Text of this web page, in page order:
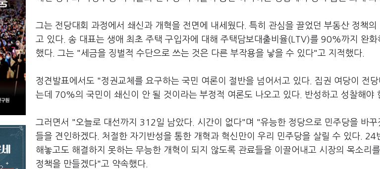
그는 전당대회 과정에서 쇄신과 개혁을 전면에 내세웠다. 특히 관심을 끌었던 부동산 정책
고 있다. 송 대표는 생애 최초 주택 구입자에 대해 주택담보대출비율(LTV)를 90%까지 완화
했다. 그는 "세금을 징벌적 수단으로 쓰는 것은 다른 부작용을 낳을 수 있다"고 지적했다.
정견발표에서도 "정권교체를 요구하는 국민 여론이 절반을 넘어서고 있다. 집권 여당이 전
는데 70%의 국민이 쇄신이 안 될 것이라는 부정적 여론도 나오고 있다. 반성하고 성찰해야
그러면서 "오늘로 대선까지 312일 남았다. 시간이 없다"며 "유능한 정당으로 민주당을 바꾸
들을 견인하겠다. 처절한 자기반성을 통한 개혁과 혁신만이 우리 민주당을 살릴 수 있다. 24
해놓고도 해결하지 못하는 무능한 개혁이 되지 않도록 관료들을 이끌어내고 시장의 목소리
정책을 만들겠다"고 약속했다.